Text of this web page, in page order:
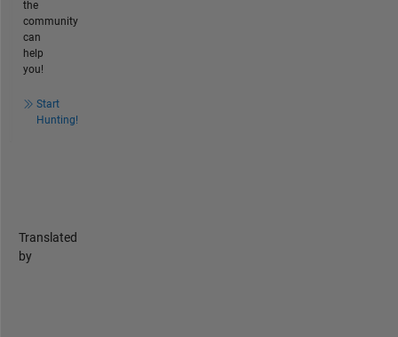
the
community
can
help
you!
Start
Hunting!
Translated
by